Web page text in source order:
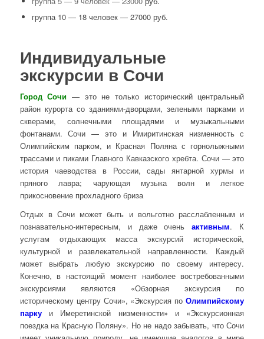
группа 10 — 18 человек — 27000 руб.
Индивидуальные
экскурсии в Сочи
Город Сочи — это не только исторический центральный
район курорта со зданиями-дворцами, зелеными парками и
скверами, солнечными площадями и музыкальными
фонтанами. Сочи — это и Имиритинская низменность с
Олимпийским парком, и Красная Поляна с горнолыжными
трассами и пиками Главного Кавказского хребта. Сочи — это
история чаеводства в России, сады янтарной хурмы и
пряного лавра; чарующая музыка волн и легкое
прикосновение прохладного бриза
Отдых в Сочи может быть и вольготно расслабленным и
познавательно-интересным, и даже оченьактивным. К
услугам отдыхающих масса экскурсий исторической,
культурной и развлекательной направленности. Каждый
может выбрать любую экскурсию по своему интересу.
Конечно, в настоящий момент наиболее востребованными
экскурсиями являются «Обзорная экскурсия по
историческому центру Сочи», «Экскурсия поОлимпийскому
парку и Имеретинской низменности» и «Экскурсионная
поездка на Красную Поляну». Но не надо забывать, что Сочи